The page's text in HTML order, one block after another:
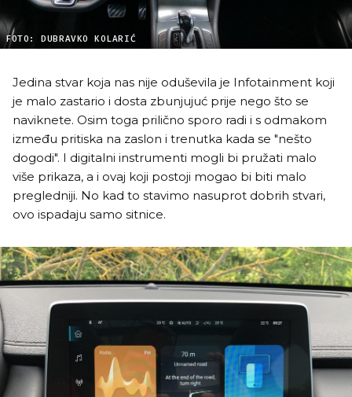
FOTO: DUBRAVKO KOLARIĆ
Jedina stvar koja nas nije oduševila je Infotainment koji
je malo zastario i dosta zbunjujuć prije nego što se
naviknete. Osim toga prilično sporo radi i s odmakom
između pritiska na zaslon i trenutka kada se "nešto
dogodi". I digitalni instrumenti mogli bi pružati malo
više prikaza, a i ovaj koji postoji mogao bi biti malo
pregledniji. No kad to stavimo nasuprot dobrih stvari,
ovo ispadaju samo sitnice.